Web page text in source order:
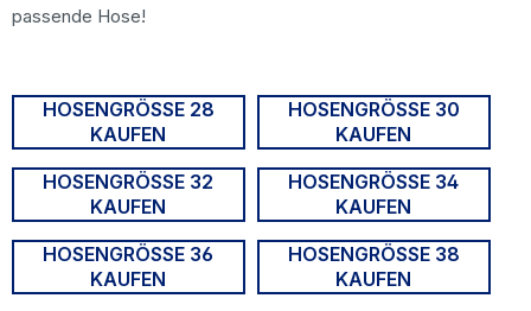
passende Hose!
HOSENGRÖSSE 28 K
AUFEN
HOSENGRÖSSE 30 K
AUFEN
HOSENGRÖSSE 32 K
AUFEN
HOSENGRÖSSE 34 K
AUFEN
HOSENGRÖSSE 36 K
AUFEN
HOSENGRÖSSE 38 K
AUFEN